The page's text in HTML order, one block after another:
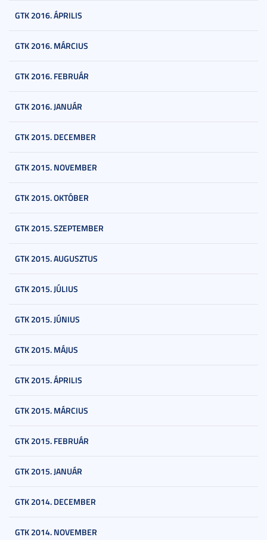
GTK 2016. ÁPRILIS
GTK 2016. MÁRCIUS
GTK 2016. FEBRUÁR
GTK 2016. JANUÁR
GTK 2015. DECEMBER
GTK 2015. NOVEMBER
GTK 2015. OKTÓBER
GTK 2015. SZEPTEMBER
GTK 2015. AUGUSZTUS
GTK 2015. JÚLIUS
GTK 2015. JÚNIUS
GTK 2015. MÁJUS
GTK 2015. ÁPRILIS
GTK 2015. MÁRCIUS
GTK 2015. FEBRUÁR
GTK 2015. JANUÁR
GTK 2014. DECEMBER
GTK 2014. NOVEMBER